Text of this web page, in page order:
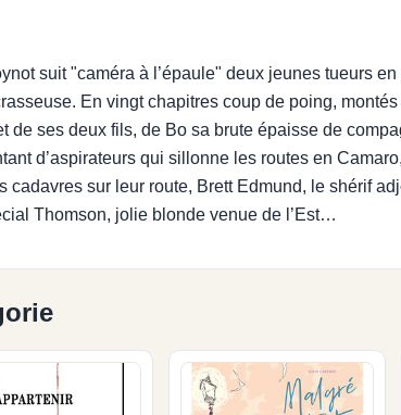
suit "caméra à l’épaule" deux jeunes tueurs
En vingt chapitres coup de poing,
de ses deux fils, de Bo sa brute épaisse de
d’aspirateurs qui sillonne les routes en
cadavres sur leur route, Brett Edmund, le shérif
Thomson, jolie blonde venue de l’Est…